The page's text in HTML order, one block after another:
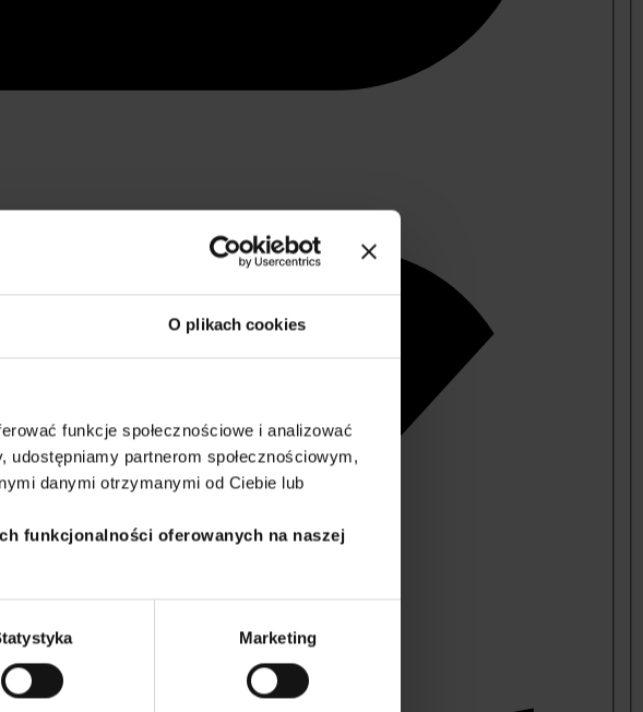
O plikach cookies
funkcje społecznościowe i analizować
partnerom społecznościowym,
danymi otrzymanymi od Ciebie lub
funkcjonalności oferowanych na naszej
Marketing